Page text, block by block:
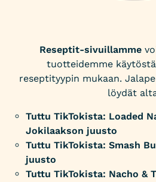
Reseptit-sivuillamme
tuotteidemme
reseptityypin mukaan.
löydät
Tuttu TikTokista: Loaded
Jokilaakson juusto
Tuttu TikTokista: Smash
juusto
Tuttu TikTokista: Nacho &